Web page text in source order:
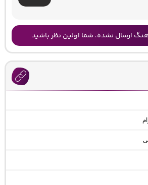
ارسال نشده، شما اولین نظر باشید